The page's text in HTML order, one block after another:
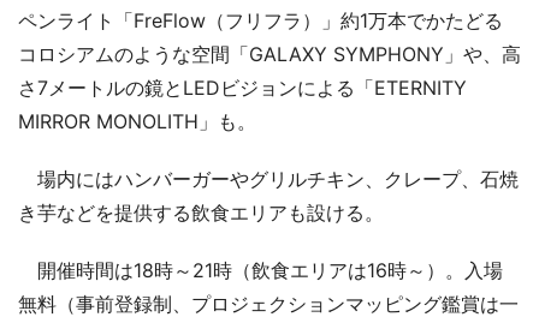
ペンライト「FreFlow（フリフラ）」約1万本でかたどる
コロシアムのような空間「GALAXY SYMPHONY」や、高
さ7メートルの鏡とLEDビジョンによる「ETERNITY
MIRROR MONOLITH」も。
場内にはハンバーガーやグリルチキン、クレープ、石焼
き芋などを提供する飲食エリアも設ける。
開催時間は18時～21時（飲食エリアは16時～）。入場
無料（事前登録制、プロジェクションマッピング鑑賞は一